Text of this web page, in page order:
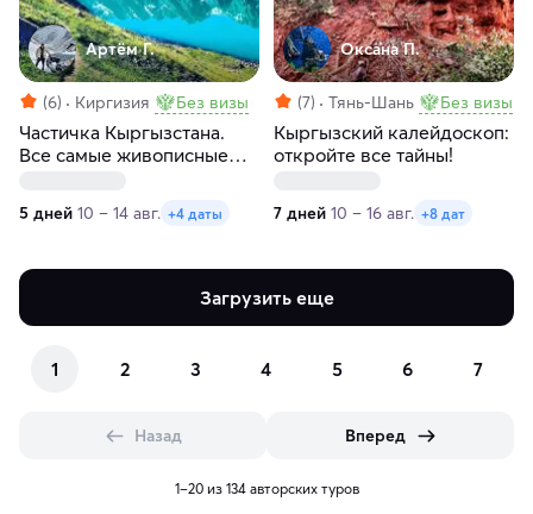
Артём Г.
(6) Киргизия Без визы
Частичка Кыргызстана.
Все самые живописные
5 дней 10 – 14 авг. +4 даты
Оксана П.
(7) Тянь-Шань Без визы
Кыргызский калейдоскоп:
откройте все тайны!
7 дней 10 – 16 авг. +8 дат
Загрузить еще
1 2 3 4 5 6 7
Назад Вперед
1–20 из 134 авторских туров